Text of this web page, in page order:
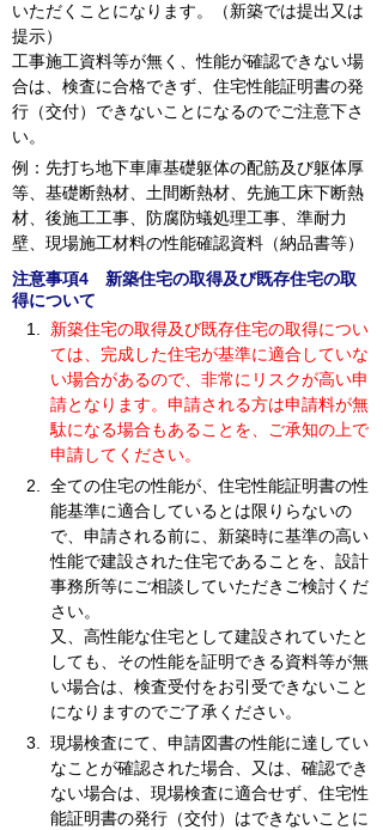
いただくことになります。（新築では提出又は
提示）
工事施工資料等が無く、性能が確認できない場
合は、検査に合格できず、住宅性能証明書の発
行（交付）できないことになるのでご注意下さ
い。
例：先打ち地下車庫基礎躯体の配筋及び躯体厚
等、基礎断熱材、土間断熱材、先施工床下断熱
材、後施工工事、防腐防蟻処理工事、準耐力
壁、現場施工材料の性能確認資料（納品書等）
注意事項4 新築住宅の取得及び既存住宅の取
得について
新築住宅の取得及び既存住宅の取得につい
ては、完成した住宅が基準に適合していな
い場合があるので、非常にリスクが高い申
請となります。申請される方は申請料が無
駄になる場合もあることを、ご承知の上で
申請してください。
全ての住宅の性能が、住宅性能証明書の性
能基準に適合しているとは限りらないの
で、申請される前に、新築時に基準の高い
性能で建設された住宅であることを、設計
事務所等にご相談していただきご検討くだ
さい。
又、高性能な住宅として建設されていたと
しても、その性能を証明できる資料等が無
い場合は、検査受付をお引受できないこと
になりますのでご了承ください。
現場検査にて、申請図書の性能に達してい
なことが確認された場合、又は、確認でき
ない場合は、現場検査に適合せず、住宅性
能証明書の発行（交付）はできないことに